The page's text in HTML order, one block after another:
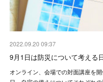
2022.09.20 09:37
9月1日は防災について考える
オンライン、会場での対面講座を